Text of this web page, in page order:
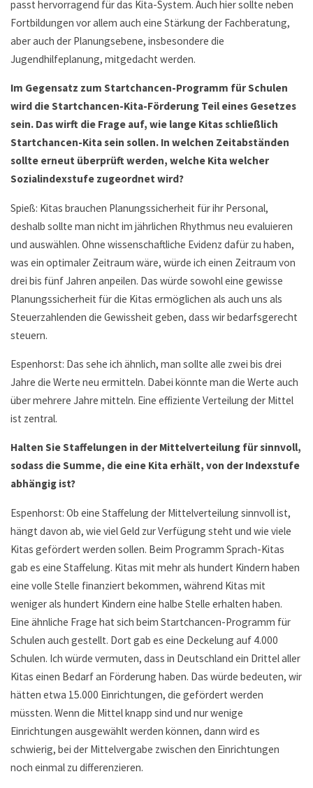
passt hervorragend für das Kita-System. Auch hier sollte neben
Fortbildungen vor allem auch eine Stärkung der Fachberatung,
aber auch der Planungsebene, insbesondere die
Jugendhilfeplanung, mitgedacht werden.
Im Gegensatz zum Startchancen-Programm für Schulen
wird die Startchancen-Kita-Förderung Teil eines Gesetzes
sein. Das wirft die Frage auf, wie lange Kitas schließlich
Startchancen-Kita sein sollen. In welchen Zeitabständen
sollte erneut überprüft werden, welche Kita welcher
Sozialindexstufe zugeordnet wird?
Spieß: Kitas brauchen Planungssicherheit für ihr Personal,
deshalb sollte man nicht im jährlichen Rhythmus neu evaluieren
und auswählen. Ohne wissenschaftliche Evidenz dafür zu haben,
was ein optimaler Zeitraum wäre, würde ich einen Zeitraum von
drei bis fünf Jahren anpeilen. Das würde sowohl eine gewisse
Planungssicherheit für die Kitas ermöglichen als auch uns als
Steuerzahlenden die Gewissheit geben, dass wir bedarfsgerecht
steuern.
Espenhorst: Das sehe ich ähnlich, man sollte alle zwei bis drei
Jahre die Werte neu ermitteln. Dabei könnte man die Werte auch
über mehrere Jahre mitteln. Eine effiziente Verteilung der Mittel
ist zentral.
Halten Sie Staffelungen in der Mittelverteilung für sinnvoll,
sodass die Summe, die eine Kita erhält, von der Indexstufe
abhängig ist?
Espenhorst: Ob eine Staffelung der Mittelverteilung sinnvoll ist,
hängt davon ab, wie viel Geld zur Verfügung steht und wie viele
Kitas gefördert werden sollen. Beim Programm Sprach-Kitas
gab es eine Staffelung. Kitas mit mehr als hundert Kindern haben
eine volle Stelle finanziert bekommen, während Kitas mit
weniger als hundert Kindern eine halbe Stelle erhalten haben.
Eine ähnliche Frage hat sich beim Startchancen-Programm für
Schulen auch gestellt. Dort gab es eine Deckelung auf 4.000
Schulen. Ich würde vermuten, dass in Deutschland ein Drittel aller
Kitas einen Bedarf an Förderung haben. Das würde bedeuten, wir
hätten etwa 15.000 Einrichtungen, die gefördert werden
müssten. Wenn die Mittel knapp sind und nur wenige
Einrichtungen ausgewählt werden können, dann wird es
schwierig, bei der Mittelvergabe zwischen den Einrichtungen
noch einmal zu differenzieren.